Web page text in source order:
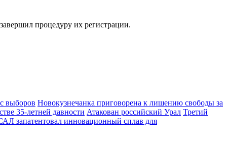
процедуру их регистрации.
выборов Новокузнечанка приговорена к лишению свободы за
35-летней давности Атакован российский Урал Третий
запатентовал инновационный сплав для